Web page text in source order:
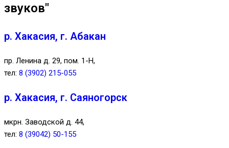
звуков"
р. Хакасия, г. Абакан
пр. Ленина д. 29, пом. 1-Н,
тел: 8 (3902) 215-055
р. Хакасия, г. Саяногорск
мкрн. Заводской д. 44,
тел: 8 (39042) 50-155